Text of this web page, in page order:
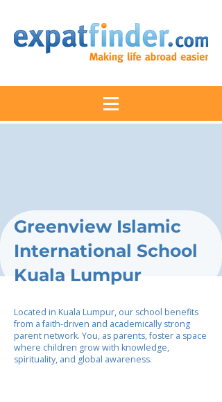
Greenview Islamic
International School
Kuala Lumpur
Located in Kuala Lumpur, our school benefits
from a faith-driven and academically strong
parent network. You, as parents, foster a space
where children grow with knowledge,
spirituality, and global awareness.